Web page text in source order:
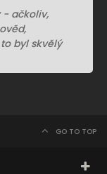
- ačkoliv,
byl skvělý
GO TO TOP